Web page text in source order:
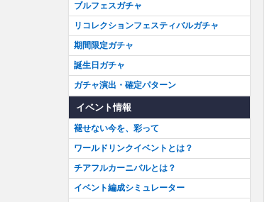
ブルフェスガチャ
リコレクションフェスティバルガチャ
期間限定ガチャ
誕生日ガチャ
ガチャ演出・確定パターン
イベント情報
褪せない今を、彩って
ワールドリンクイベントとは？
チアフルカーニバルとは？
イベント編成シミュレーター